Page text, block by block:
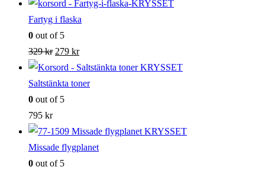
Fartyg i flaska
0 out of 5
329kr Det
ursprungliga
priset
var:
279 krDet
nuvarande
priset
Saltstänkta toner
0 out of 5
795 kr
Missade flygplanet
0 out of 5